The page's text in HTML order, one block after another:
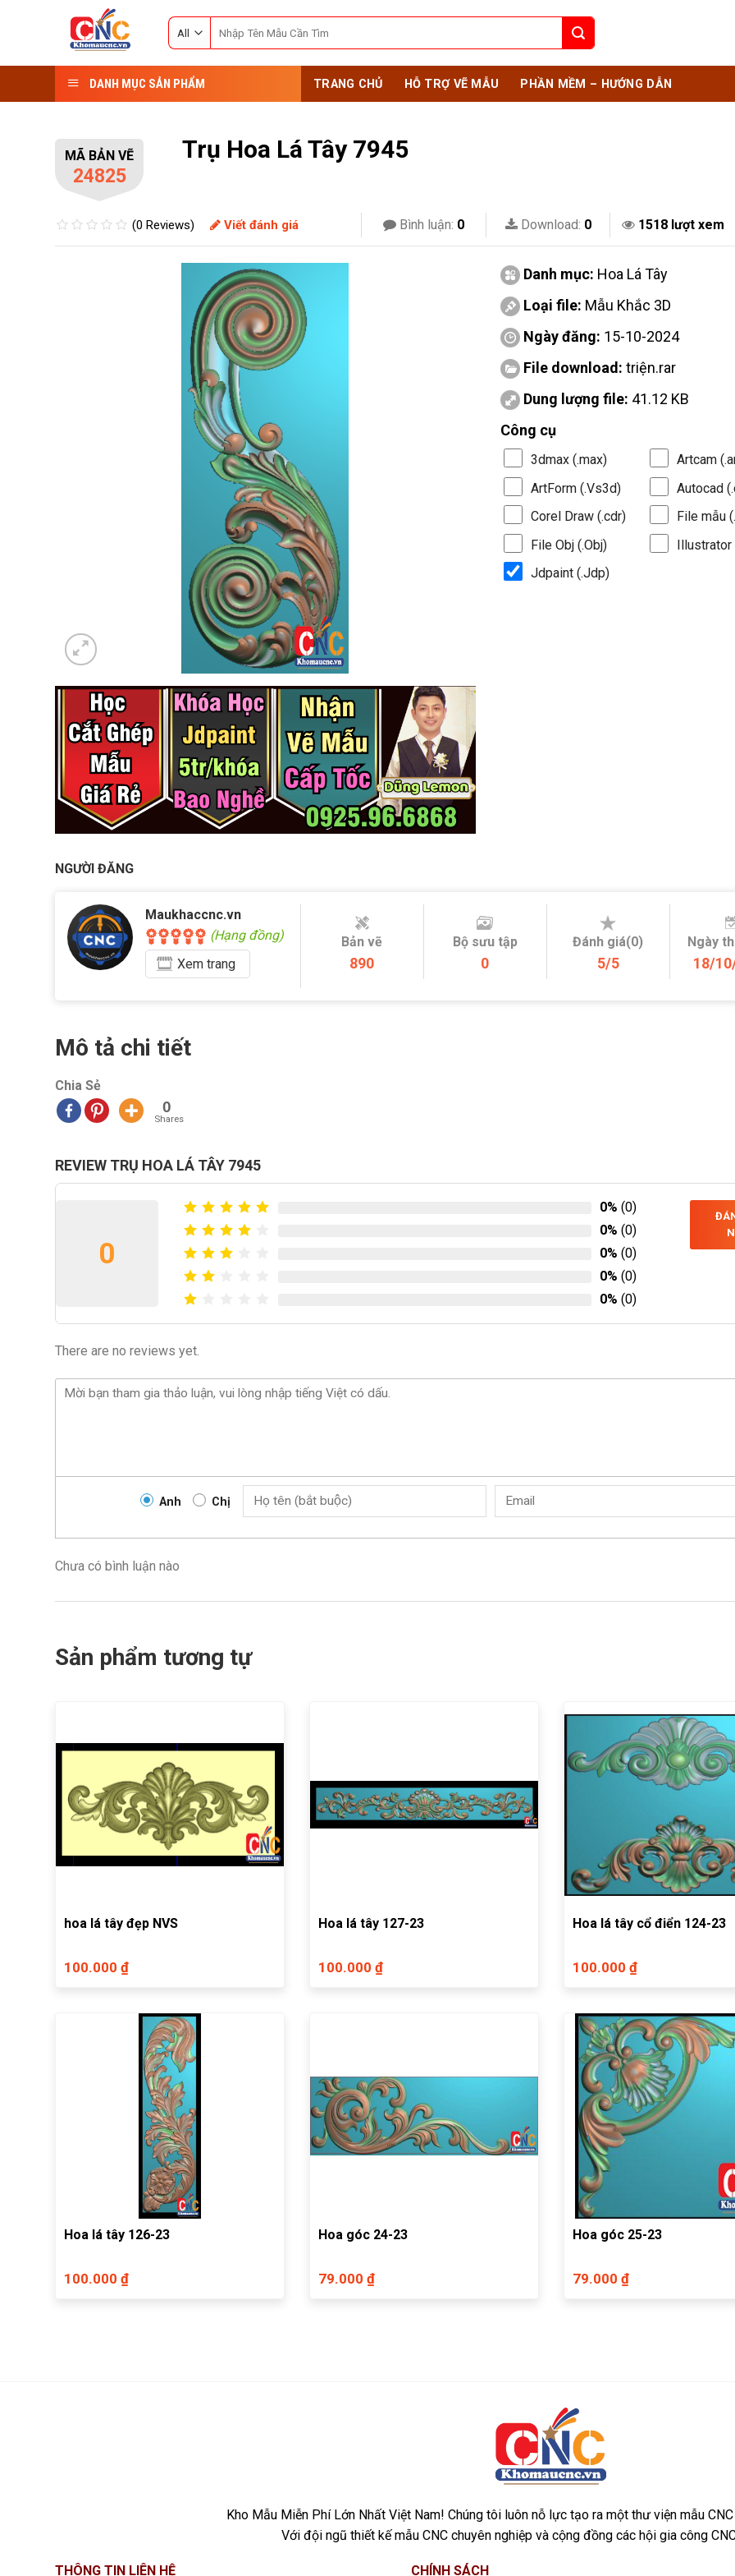
for:
DANH MỤC SẢN PHẨM TRANG CHỦ HỖ TRỢ VẼ MẪU PHẦN MỀM – HƯỚNG DẪN
MÃ BẢN VẼ
24825
Trụ Hoa Lá Tây 7945
(0 Reviews) Viết đánh giá Bình luận: 0 Download: 0 1518 lượt xem
Danh mục: Hoa Lá Tây
Loại file: Mẫu Khắc 3D
Ngày đăng: 15-10-2024
File download: triện.rar
Dung lượng file: 41.12 KB
Công cụ
3dmax (.max)
Artcam
ArtForm (.Vs3d)
Autocad
Corel Draw (.cdr)
File mẫu
File Obj (.Obj)
Illustrator
Jdpaint (.Jdp)
NGƯỜI ĐĂNG
Maukhaccnc.vn
(Hạng đồng)
Xem trang
Bản vẽ
890
Bộ sưu tập
0
Đánh giá(0)
5/5
Ngày
18/
Mô tả chi tiết
Chia Sẻ
0
Shares
REVIEW TRỤ HOA LÁ TÂY 7945
0
0% (0)
0% (0)
0% (0)
0% (0)
0% (0)
There are no reviews yet.
Anh Chị
Chưa có bình luận nào
Sản phẩm tương tự
hoa lá tây đẹp NVS
100.000 ₫
Hoa lá tây 127-23
100.000 ₫
Hoa lá tây cổ điển 124-23
100.000 ₫
Hoa lá tây 126-23
100.000 ₫
Hoa góc 24-23
79.000 ₫
Hoa góc 25-23
79.000 ₫
Kho Mẫu Miễn Phí Lớn Nhất Việt Nam! Chúng tôi luôn nỗ lực tạo ra một thư viện mẫu
Với đội ngũ thiết kế mẫu CNC chuyên nghiệp và cộng đồng các hội gia công
THÔNG TIN LIÊN HỆ CHÍNH SÁCH